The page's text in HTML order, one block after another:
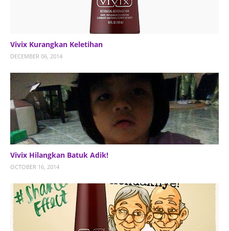
Vivix Kurangkan Keletihan
DECEMBER 06, 2014
Vivix Hilangkan Batuk Adik!
OCTOBER 16, 2014